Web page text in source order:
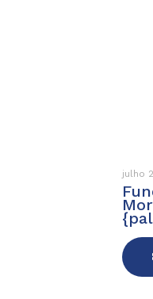
julho